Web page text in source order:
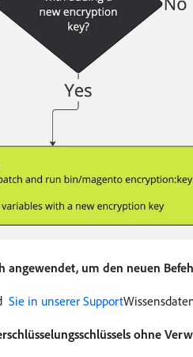
angewendet, um den neuen
​ Sie in unserer Support
ohne